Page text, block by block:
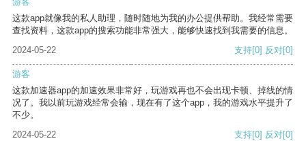
这款app就像我的私人助理，随时随地为我的办公提供帮助。我经常需要
查找资料，这款app的搜索功能非常强大，能够快速找到我需要的信息。
2024-05-22
支持[0] 反对[0]
游客
这款加速器app的加速效果非常好，玩游戏再也不会出现卡顿、掉线的情
况了。我以前玩游戏经常会输，现在有了这个app，我的游戏水平提升了
不少。
2024-05-22
支持[0] 反对[0]